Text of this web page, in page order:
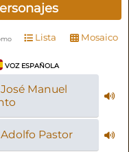
Lista Mosaico
VOZ ESPAÑOLA
José Manuel
Adolfo Pastor